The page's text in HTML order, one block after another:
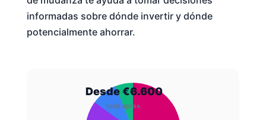
informadas sobre dónde invertir y dónde
potencialmente ahorrar.
Desde €6.600
total aprox.